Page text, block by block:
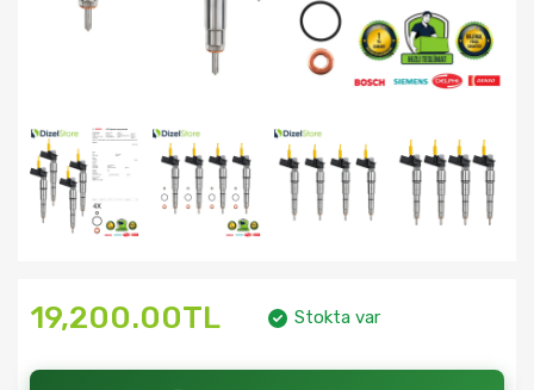
19,200.00TL Stokta var